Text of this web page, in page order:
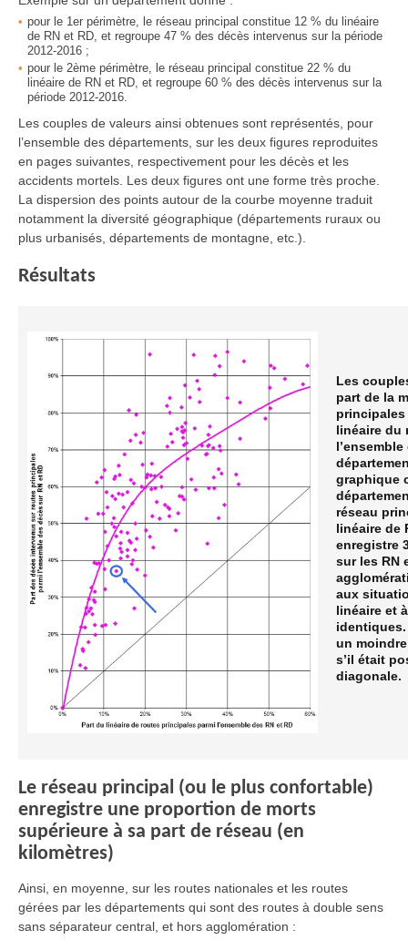
pour le 1er périmètre, le réseau principal constitue 12 % du linéaire
de RN et RD, et regroupe 47 % des décès intervenus sur la période
2012-2016 ;
pour le 2ème périmètre, le réseau principal constitue 22 % du
linéaire de RN et RD, et regroupe 60 % des décès intervenus sur la
période 2012-2016.
Les couples de valeurs ainsi obtenues sont représentés, pour
l’ensemble des départements, sur les deux figures reproduites
en pages suivantes, respectivement pour les décès et les
accidents mortels. Les deux figures ont une forme très proche.
La dispersion des points autour de la courbe moyenne traduit
notamment la diversité géographique (départements ruraux ou
plus urbanisés, départements de montagne, etc.).
Résultats
Les
part de la
linéaire du
graphique
réseau
linéaire de
enregistre
sur les RN
aux
linéaire et
un
s’il était
diagonale.
Le réseau principal (ou le plus confortable)
enregistre une proportion de morts
supérieure à sa part de réseau (en
kilomètres)
Ainsi, en moyenne, sur les routes nationales et les routes
gérées par les départements qui sont des routes à double sens
sans séparateur central, et hors agglomération :